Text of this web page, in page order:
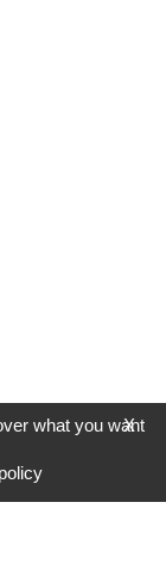
X
what you want